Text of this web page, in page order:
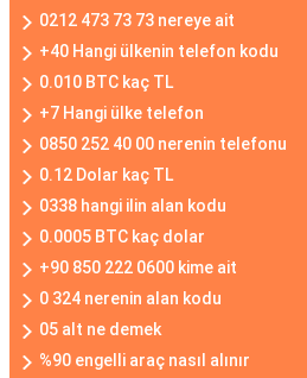
0212 473 73 73 nereye ait
+40 Hangi ülkenin telefon kodu
0.010 BTC kaç TL
+7 Hangi ülke telefon
0850 252 40 00 nerenin telefonu
0.12 Dolar kaç TL
0338 hangi ilin alan kodu
0.0005 BTC kaç dolar
+90 850 222 0600 kime ait
0 324 nerenin alan kodu
05 alt ne demek
%90 engelli araç nasıl alınır